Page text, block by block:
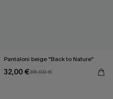
Pantaloni beige "Back to Nature"
32,00 €38,00 €